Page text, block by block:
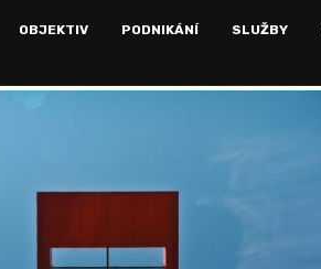
OBJEKTIV PODNIKÁNÍ SLUŽBY